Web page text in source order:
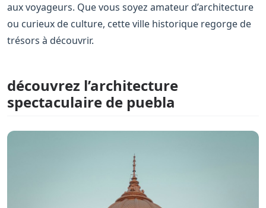
aux voyageurs. Que vous soyez amateur d’architecture
ou curieux de culture, cette ville historique regorge de
trésors à découvrir.
découvrez l’architecture
spectaculaire de puebla